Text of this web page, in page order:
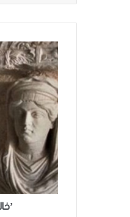
’خالد
الأسعد’
..
العثور
على
رفاته
بين
الذين
أعدمتهم
داعش!